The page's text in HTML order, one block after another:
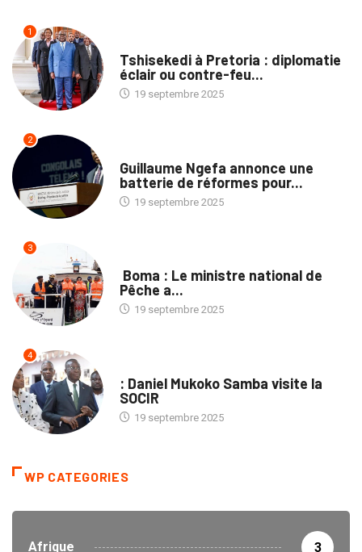
1
Tshisekedi à Pretoria : diplomatie
éclair ou contre-feu...
19 septembre 2025
2
Guillaume Ngefa annonce une
batterie de réformes pour...
19 septembre 2025
3
Boma : Le ministre national de
Pêche a...
19 septembre 2025
4
: Daniel Mukoko Samba visite la
SOCIR
19 septembre 2025
WP CATEGORIES
Afrique 3